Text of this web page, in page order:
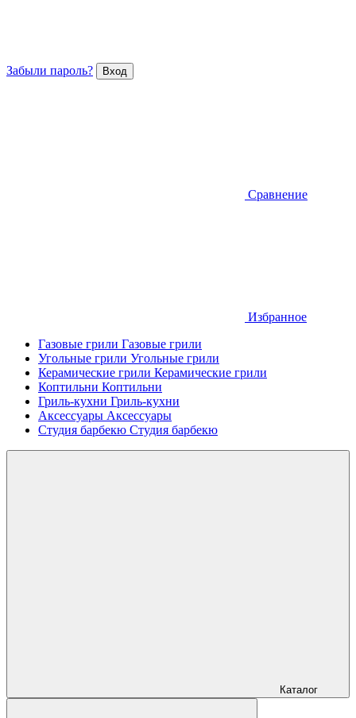
Забыли пароль?
Сравнение
Избранное
Газовые грили Газовые грили
Угольные грили Угольные грили
Керамические грили Керамические грили
Коптильни Коптильни
Гриль-кухни Гриль-кухни
Аксессуары Аксессуары
Студия барбекю Студия барбекю
Каталог